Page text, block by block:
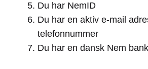
Du har NemID
Du har en aktiv e-mail
telefonnummer
Du har en dansk Nem